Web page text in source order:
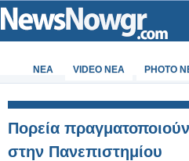
ΝΕΑ VIDEO NEA PHOTO
Πορεία πραγματοποιούν
στην Πανεπιστημίου